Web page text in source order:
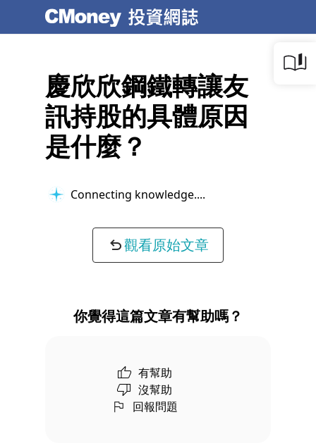
慶欣欣鋼鐵轉讓友
訊持股的具體原因
是什麼？
Connecting knowledge...
觀看原始文章
你覺得這篇文章有幫助嗎？
有幫助
沒幫助
回報問題